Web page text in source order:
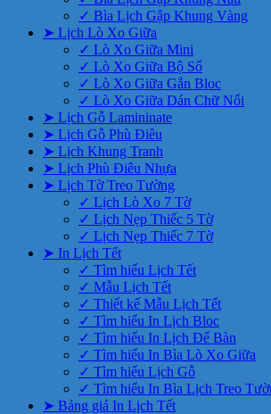
✓ Bìa Lịch Gập Khung Vàng
➤ Lịch Lò Xo Giữa
✓ Lò Xo Giữa Mini
✓ Lò Xo Giữa Bộ Số
✓ Lò Xo Giữa Gắn Bloc
✓ Lò Xo Giữa Dán Chữ Nổi
➤ Lịch Gỗ Lamininate
➤ Lịch Gỗ Phù Điêu
➤ Lịch Khung Tranh
➤ Lịch Phù Điêu Nhựa
➤ Lịch Tờ Treo Tường
✓ Lịch Lò Xo 7 Tờ
✓ Lịch Nẹp Thiếc 5 Tờ
✓ Lịch Nẹp Thiếc 7 Tờ
➤ In Lịch Tết
✓ Tìm hiểu Lịch Tết
✓ Mẫu Lịch Tết
✓ Thiết kế Mẫu Lịch Tết
✓ Tìm hiểu In Lịch Bloc
✓ Tìm hiểu In Lịch Để Bàn
✓ Tìm hiểu In Bìa Lò Xo Giữa
✓ Tìm hiểu Lịch Gỗ
✓ Tìm hiểu In Bìa Lịch Treo
➤ Bảng giá In Lịch Tết